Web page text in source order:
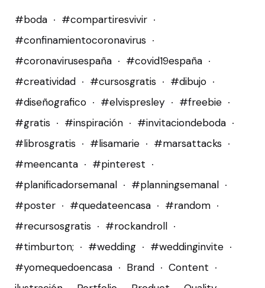
#boda
#compartiresvivir
#confinamientocoronavirus
#coronavirusespaña
#covid19españa
#creatividad
#cursosgratis
#dibujo
#diseñografico
#elvispresley
#freebie
#gratis
#inspiración
#invitaciondeboda
#librosgratis
#lisamarie
#marsattacks
#meencanta
#pinterest
#planificadorsemanal
#planningsemanal
#poster
#quedateencasa
#random
#recursosgratis
#rockandroll
#timburton;
#wedding
#weddinginvite
#yomequedoencasa
Brand
Content